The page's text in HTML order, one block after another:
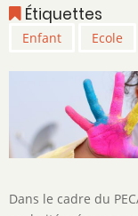
Étiquettes
Enfant Ecole
Description
Dans le cadre du